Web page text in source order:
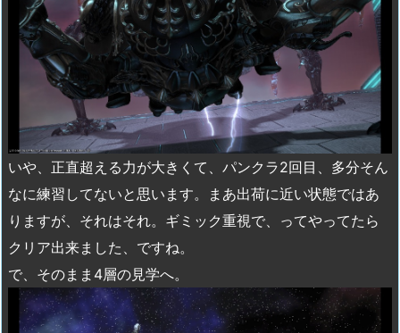
いや、正直超える力が大きくて、パンクラ2回目、多分そん
なに練習してないと思います。まあ出荷に近い状態ではあ
りますが、それはそれ。ギミック重視で、ってやってたら
クリア出来ました、ですね。
で、そのまま4層の見学へ。